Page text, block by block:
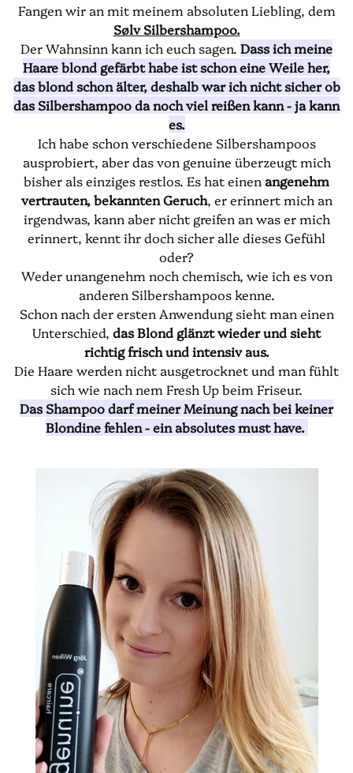
Fangen wir an mit meinem absoluten Liebling, dem
Sølv Silbershampoo.
Der Wahnsinn kann ich euch sagen. Dass ich meine
Haare blond gefärbt habe ist schon eine Weile her,
das blond schon älter, deshalb war ich nicht sicher ob
das Silbershampoo da noch viel reißen kann - ja kann
es.
Ich habe schon verschiedene Silbershampoos
ausprobiert, aber das von genuine überzeugt mich
bisher als einziges restlos. Es hat einen angenehm
vertrauten, bekannten Geruch, er erinnert mich an
irgendwas, kann aber nicht greifen an was er mich
erinnert, kennt ihr doch sicher alle dieses Gefühl
oder?
Weder unangenehm noch chemisch, wie ich es von
anderen Silbershampoos kenne.
Schon nach der ersten Anwendung sieht man einen
Unterschied, das Blond glänzt wieder und sieht
richtig frisch und intensiv aus.
Die Haare werden nicht ausgetrocknet und man fühlt
sich wie nach nem Fresh Up beim Friseur.
Das Shampoo darf meiner Meinung nach bei keiner
Blondine fehlen - ein absolutes must have.